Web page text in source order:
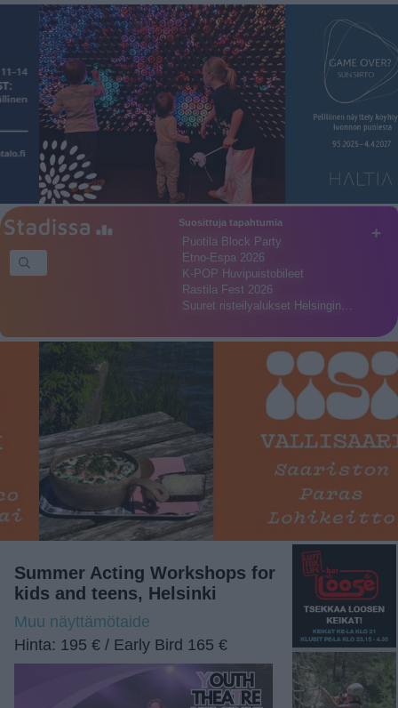
+
Suosittuja tapahtumia
Puotila Block Party
Etno-Espa 2026
K-POP Huvipuistobileet
Rastila Fest 2026
Suuret risteilyalukset Helsingin…
Summer Acting Workshops for
kids and teens, Helsinki
Muu näyttämötaide
Hinta: 195 € / Early Bird 165 €